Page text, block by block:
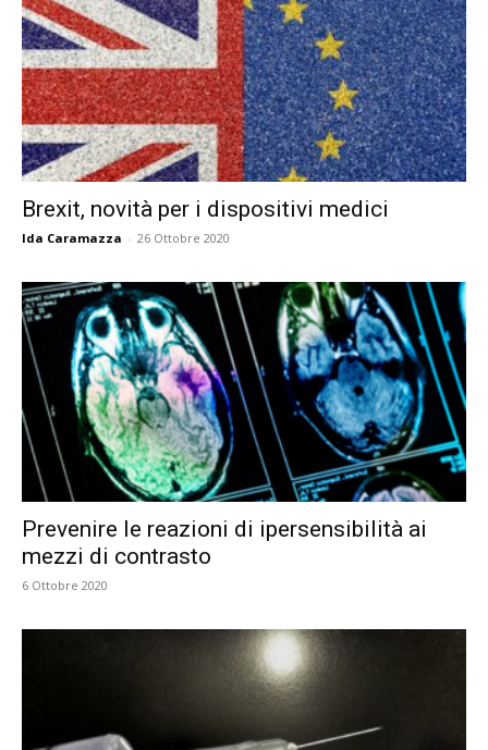
Brexit, novità per i dispositivi medici
Ida Caramazza - 26 Ottobre 2020
Prevenire le reazioni di ipersensibilità ai
mezzi di contrasto
6 Ottobre 2020